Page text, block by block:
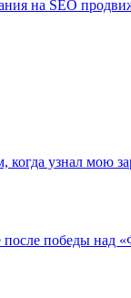
на SEO
когда узнал мою
после победы над